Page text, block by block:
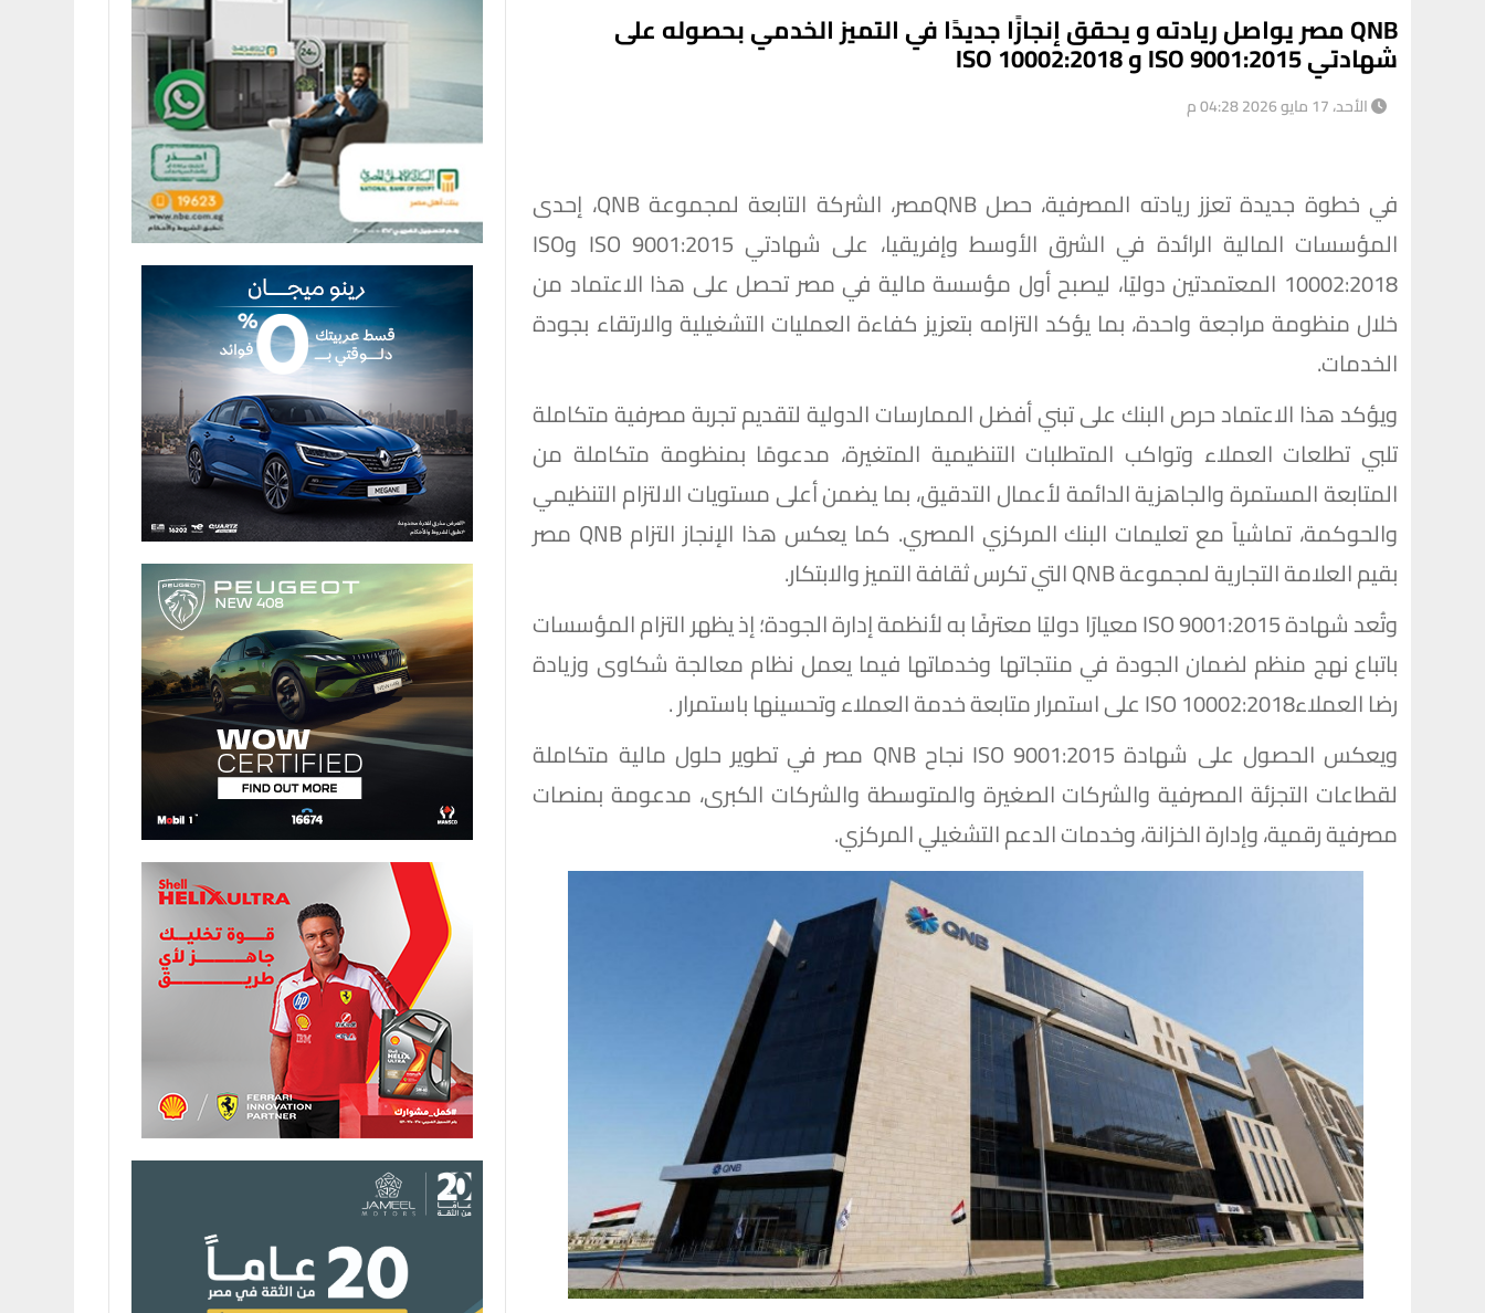
QNB مصر يواصل ريادته و يحقق إنجازًا جديدًا في التميز الخدمي بحصوله على
شهادتي ISO 9001:2015 و ISO 10002:2018
الأحد، 17 مايو 2026 04:28 م
في خطوة جديدة تعزز ريادته المصرفية، حصل QNBمصر، الشركة التابعة لمجموعة QNB، إحدى
المؤسسات المالية الرائدة في الشرق الأوسط وإفريقيا، على شهادتي ISO 9001:2015 وISO
10002:2018 المعتمدتين دوليًا، ليصبح أول مؤسسة مالية في مصر تحصل على هذا الاعتماد من
خلال منظومة مراجعة واحدة، بما يؤكد التزامه بتعزيز كفاءة العمليات التشغيلية والارتقاء بجودة
الخدمات.
ويؤكد هذا الاعتماد حرص البنك على تبني أفضل الممارسات الدولية لتقديم تجربة مصرفية متكاملة
تلبي تطلعات العملاء وتواكب المتطلبات التنظيمية المتغيرة، مدعومًا بمنظومة متكاملة من
المتابعة المستمرة والجاهزية الدائمة لأعمال التدقيق، بما يضمن أعلى مستويات الالتزام التنظيمي
والحوكمة، تماشياً مع تعليمات البنك المركزي المصري. كما يعكس هذا الإنجاز التزام QNB مصر
بقيم العلامة التجارية لمجموعة QNB التي تكرس ثقافة التميز والابتكار.
وتُعد شهادة ISO 9001:2015 معيارًا دوليًا معترفًا به لأنظمة إدارة الجودة؛ إذ يظهر التزام المؤسسات
باتباع نهج منظم لضمان الجودة في منتجاتها وخدماتها فيما يعمل نظام معالجة شكاوى وزيادة
رضا العملاءISO 10002:2018 على استمرار متابعة خدمة العملاء وتحسينها باستمرار .
ويعكس الحصول على شهادة ISO 9001:2015 نجاح QNB مصر في تطوير حلول مالية متكاملة
لقطاعات التجزئة المصرفية والشركات الصغيرة والمتوسطة والشركات الكبرى، مدعومة بمنصات
مصرفية رقمية، وإدارة الخزانة، وخدمات الدعم التشغيلي المركزي.